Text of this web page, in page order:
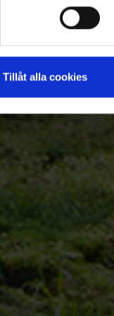
Tillåt alla cookies